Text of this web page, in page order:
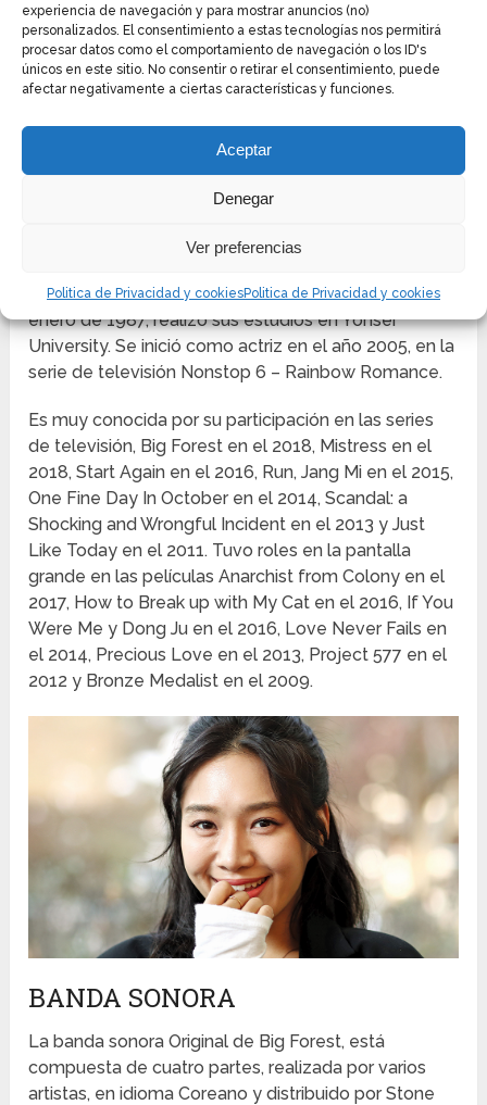
experiencia de navegación y para mostrar anuncios (no)
personalizados. El consentimiento a estas tecnologías nos permitirá
procesar datos como el comportamiento de navegación o los ID's
únicos en este sitio. No consentir o retirar el consentimiento, puede
afectar negativamente a ciertas características y funciones.
Aceptar
Denegar
Ver preferencias
Politica de Privacidad y cookiesPolitica de Privacidad y cookies
CHOI HEE SEO
Es una actriz, nacida en Seúl Corea del Sur el 07 de
enero de 1987, realizó sus estudios en Yonsei
University. Se inició como actriz en el año 2005, en la
serie de televisión Nonstop 6 – Rainbow Romance.
Es muy conocida por su participación en las series
de televisión, Big Forest en el 2018, Mistress en el
2018, Start Again en el 2016, Run, Jang Mi en el 2015,
One Fine Day In October en el 2014, Scandal: a
Shocking and Wrongful Incident en el 2013 y Just
Like Today en el 2011. Tuvo roles en la pantalla
grande en las películas Anarchist from Colony en el
2017, How to Break up with My Cat en el 2016, If You
Were Me y Dong Ju en el 2016, Love Never Fails en
el 2014, Precious Love en el 2013, Project 577 en el
2012 y Bronze Medalist en el 2009.
BANDA SONORA
La banda sonora Original de Big Forest, está
compuesta de cuatro partes, realizada por varios
artistas, en idioma Coreano y distribuido por Stone